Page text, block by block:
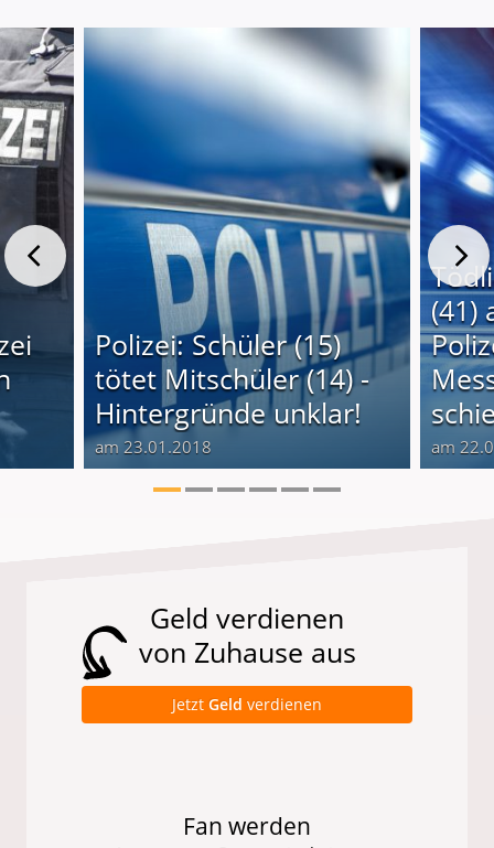
Polizei: Schüler (15)
tötet Mitschüler (14) -
Hintergründe unklar!
am 23.01.2018
(41)
am
Geld verdienen
von Zuhause aus
Jetzt Geld verdienen
Fan werden